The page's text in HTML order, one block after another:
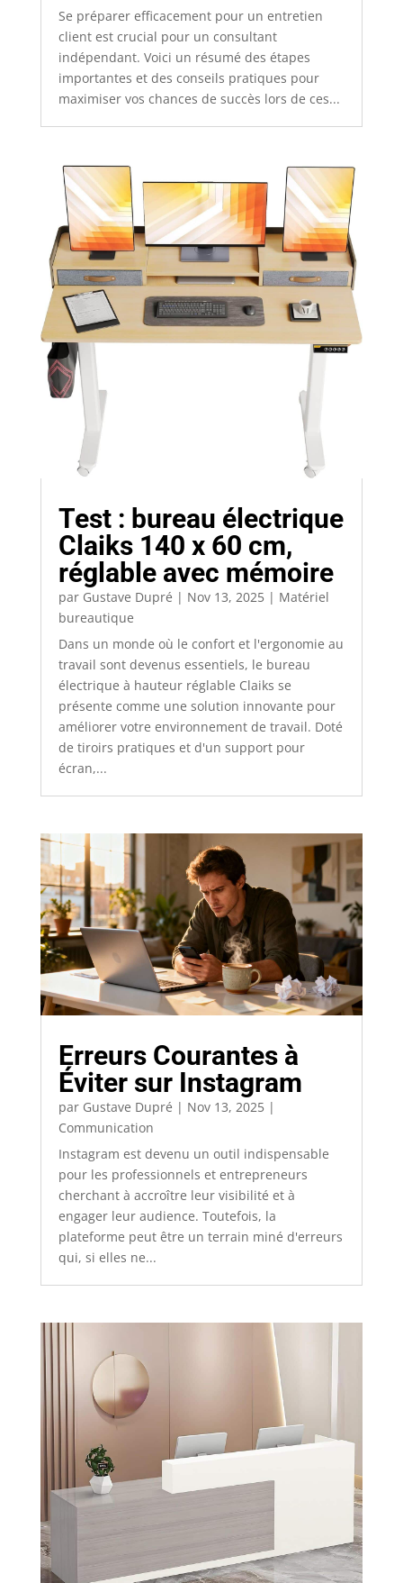
Se préparer efficacement pour un entretien
client est crucial pour un consultant
indépendant. Voici un résumé des étapes
importantes et des conseils pratiques pour
maximiser vos chances de succès lors de ces...
Test : bureau électrique
Claiks 140 x 60 cm,
réglable avec mémoire
par Gustave Dupré | Nov 13, 2025| Matériel
bureautique
Dans un monde où le confort et l'ergonomie au
travail sont devenus essentiels, le bureau
électrique à hauteur réglable Claiks se
présente comme une solution innovante pour
améliorer votre environnement de travail. Doté
de tiroirs pratiques et d'un support pour
écran,...
Erreurs Courantes à
Éviter sur Instagram
par Gustave Dupré | Nov 13, 2025|
Communication
Instagram est devenu un outil indispensable
pour les professionnels et entrepreneurs
cherchant à accroître leur visibilité et à
engager leur audience. Toutefois, la
plateforme peut être un terrain miné d'erreurs
qui, si elles ne...